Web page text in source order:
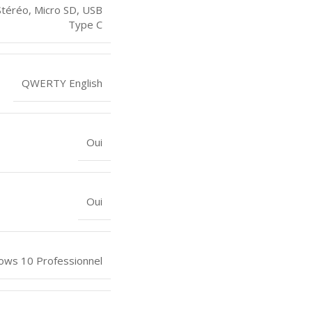
, Micro SD, USB
Type C
QWERTY English
Oui
Oui
10 Professionnel